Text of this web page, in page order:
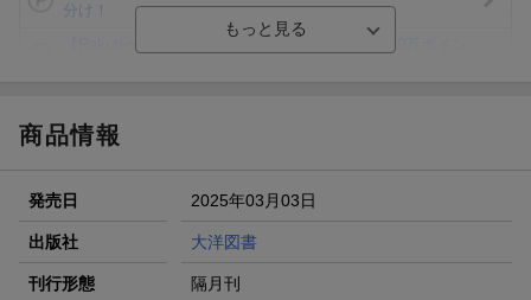
分け！
が当たる！
条件達成で楽天限定・宝塚歌劇 宙組貸切公演ペアチケット
が当たる
エントリー＆条件達成で『鬼滅の刃』オリジナルきんちゃく
袋が当たる！
商品情報
発売日 2025年03月03日
出版社 大洋図書
刊行形態 隔月刊